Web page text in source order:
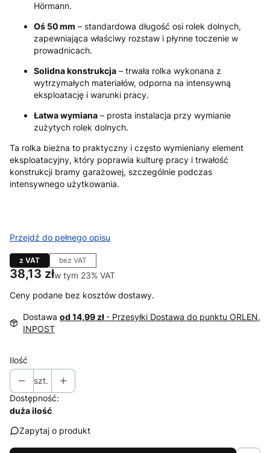
Hörmann.
Oś 50 mm – standardowa długość osi rolek dolnych,
zapewniająca właściwy rozstaw i płynne toczenie w
prowadnicach.
Solidna konstrukcja – trwała rolka wykonana z
wytrzymałych materiałów, odporna na intensywną
eksploatację i warunki pracy.
Łatwa wymiana – prosta instalacja przy wymianie
zużytych rolek dolnych.
Ta rolka bieżna to praktyczny i często wymieniany element
eksploatacyjny, który poprawia kulturę pracy i trwałość
konstrukcji bramy garażowej, szczególnie podczas
intensywnego użytkowania.
Przejdź do pełnego opisu
z VAT bez VAT
Cena
38,13 złw tym 23% VAT
w tym 23% VAT
Ceny podane bez kosztów dostawy.
Dostawa od 14,99 zł - Przesyłki Dostawa do punktu ORLEN,
INPOST
Ilość
szt.
Dostępność:
duża ilość
Zapytaj o produkt